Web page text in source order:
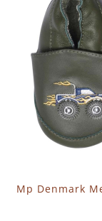
Mp Denmark